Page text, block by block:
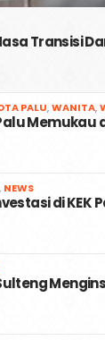
Transisi
PALU,WANITA,
Memukau
, NEWS
di KEK